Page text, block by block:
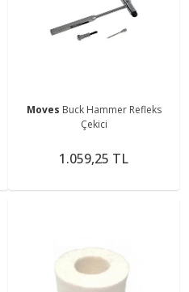
Moves Buck Hammer Refleks
Çekici
1.059,25 TL